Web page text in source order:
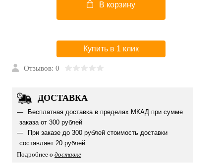
В корзину
Купить в 1 клик
Отзывов: 0
ДОСТАВКА
Бесплатная доставка в пределах МКАД при сумме
заказа от 300 рублей
При заказе до 300 рублей стоимость доставки
составляет 20 рублей
Подробнее о доставке